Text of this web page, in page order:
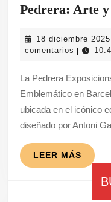
Pedrera: Arte
18 diciembre 2025
comentarios
La Pedrera
Emblemático en
ubicada en el icónico
diseñado por Antoni
LEER MÁS LEER
MÁS